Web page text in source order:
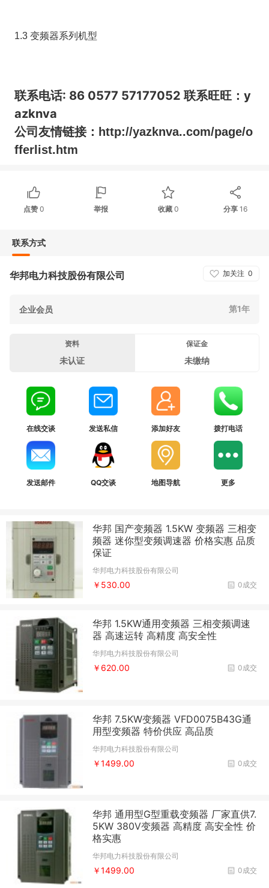
1.3 变频器系列机型
联系电话: 86 0577 57177052 联系旺旺：y
azknva
公司友情链接：http://yazknva..com/page/o
fferlist.htm
点赞 0 举报 收藏 0 分享 16
联系方式
加关注 0
华邦电力科技股份有限公司
企业会员 第1年
资料
未认证
保证金
未缴纳
在线交谈 发送私信 添加好友 拨打电话
发送邮件 QQ交谈 地图导航 更多
华邦 国产变频器 1.5KW 变频器 三相变
频器 迷你型变频调速器 价格实惠 品质
保证
华邦电力科技股份有限公司
0成交
￥530.00
华邦 1.5KW通用变频器 三相变频调速
器 高速运转 高精度 高安全性
华邦电力科技股份有限公司
0成交
￥620.00
华邦 7.5KW变频器 VFD0075B43G通
用型变频器 特价供应 高品质
华邦电力科技股份有限公司
0成交
￥1499.00
华邦 通用型G型重载变频器 厂家直供7.
5KW 380V变频器 高精度 高安全性 价
格实惠
华邦电力科技股份有限公司
0成交
￥1499.00